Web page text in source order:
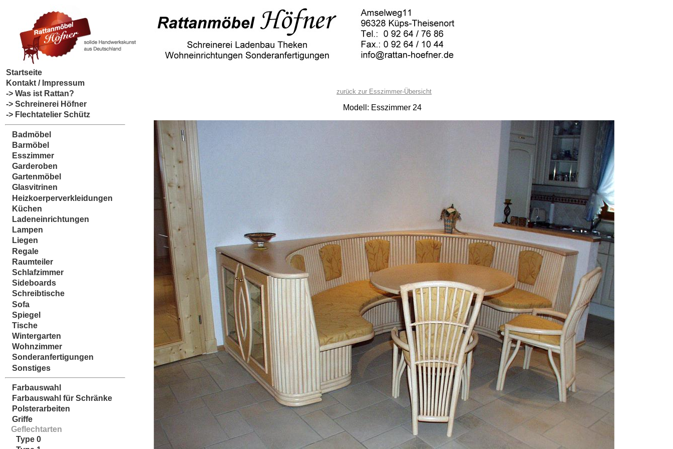
Startseite
Kontakt / Impressum
-> Was ist Rattan?
-> Schreinerei Höfner
-> Flechtatelier Schütz
Badmöbel
Barmöbel
Esszimmer
Garderoben
Gartenmöbel
Glasvitrinen
Heizkoerperverkleidungen
Küchen
Ladeneinrichtungen
Lampen
Liegen
Regale
Raumteiler
Schlafzimmer
Sideboards
Schreibtische
Sofa
Spiegel
Tische
Wintergarten
Wohnzimmer
Sonderanfertigungen
Sonstiges
Farbauswahl
Farbauswahl für Schränke
Polsterarbeiten
Griffe
Geflechtarten
Type 0
zurück zur Esszimmer-Übersicht
Modell: Esszimmer 24